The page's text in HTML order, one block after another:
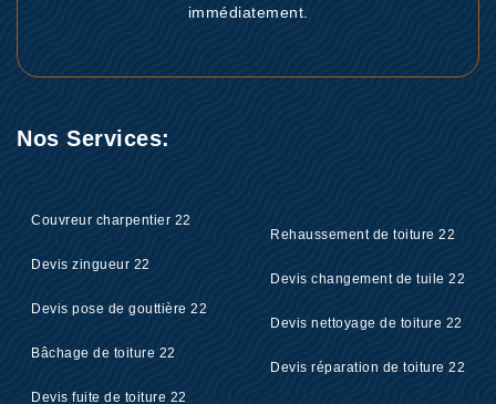
immédiatement.
Nos Services:
Couvreur charpentier 22
Devis zingueur 22
Devis pose de gouttière 22
Bâchage de toiture 22
Devis fuite de toiture 22
Rehaussement de toiture 22
Devis changement de tuile 22
Devis nettoyage de toiture 22
Devis réparation de toiture 22